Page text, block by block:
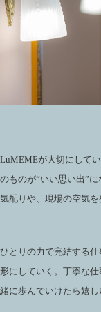
LuMEMEが大切にして
のものが“いい思い出”
気配りや、現場の空気を
ひとりの力で完結する
形にしていく。丁寧な
緒に歩んでいけたら嬉し